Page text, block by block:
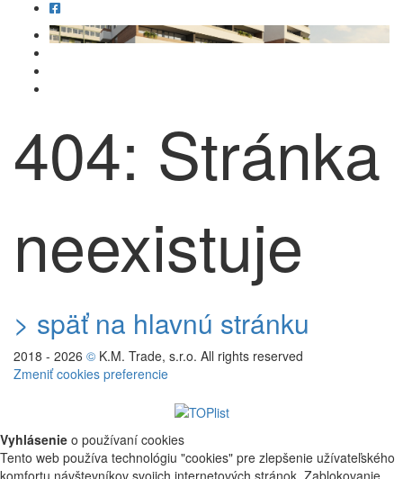
404: Stránka
neexistuje
> späť na hlavnú stránku
2018 - 2026 © K.M. Trade, s.r.o. All rights reserved
Zmeniť cookies preferencie
Vyhlásenie o používaní cookies
Tento web používa technológiu "cookies" pre zlepšenie užívateľského
komfortu návštevníkov svojich internetových stránok. Zablokovanie